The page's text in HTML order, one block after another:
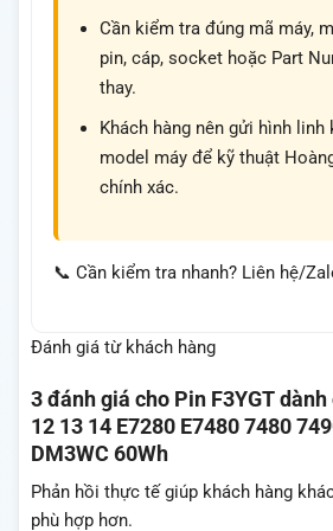
Cần kiểm tra đúng mã máy,
pin, cáp, socket hoặc Part
thay.
Khách hàng nên gửi hình linh
model máy để kỹ thuật
chính xác.
📞 Cần kiểm tra nhanh? Liên hệ/
Đánh giá từ khách hàng
3 đánh giá cho Pin F3YGT
12 13 14 E7280 E7480 7480
DM3WC 60Wh
Phản hồi thực tế giúp khách hàng
phù hợp hơn.